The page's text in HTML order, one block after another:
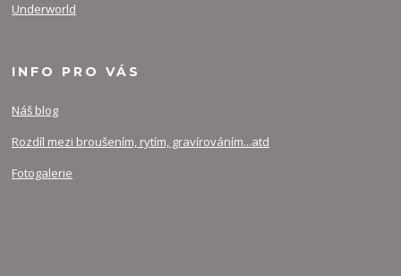
Underworld
INFO PRO VÁS
Náš blog
Rozdíl mezi broušením, rytím, gravírováním...atd
Fotogalerie